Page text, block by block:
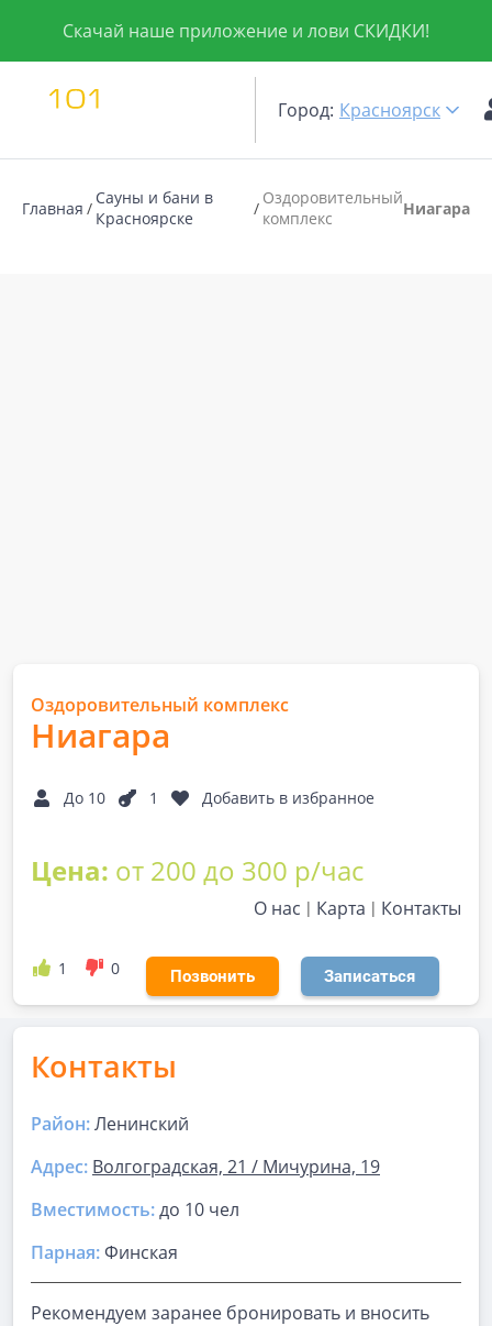
Скачай наше приложение и лови СКИДКИ!
Город: Красноярск
Главная
Сауны и бани в
Красноярске
Оздоровительный
комплекс
Ниагара
Оздоровительный комплекс
Ниагара
До 10 1 Добавить в избранное
Цена: от 200 до 300 р/час
О нас Карта Контакты
1 0 Позвонить Записаться
Контакты
Район:Ленинский
Адрес: Волгоградская, 21 / Мичурина, 19
Вместимость:до 10 чел
Парная:Финская
Рекомендуем заранее бронировать и вносить